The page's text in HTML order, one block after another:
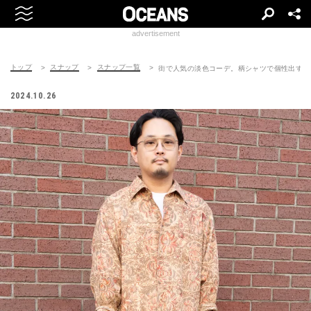
advertisement
トップ スナップ スナップ一覧 街で人気の淡色コーデ。柄シャツで個性出す
2024.10.26